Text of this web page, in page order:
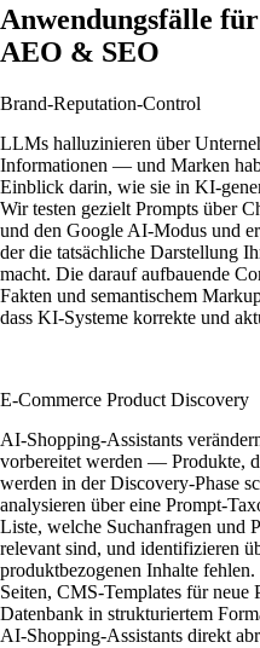
Anwendungsfälle
AEO & SEO
Brand-Reputation-Control
LLMs halluzinieren über
Informationen — und Marken
Einblick darin, wie sie in KI-
Wir testen gezielt Prompts über
und den Google AI-Modus und
der die tatsächliche Darstellung
macht. Die darauf aufbauende
Fakten und semantischem
dass KI-Systeme korrekte und
E-Commerce Product Discovery
AI-Shopping-Assistants
vorbereitet werden — Produkte,
werden in der Discovery-Phase
analysieren über eine Prompt-
Liste, welche Suchanfragen und
relevant sind, und identifizieren
produktbezogenen Inhalte
Seiten, CMS-Templates für
Datenbank in strukturiertem
AI-Shopping-Assistants direkt